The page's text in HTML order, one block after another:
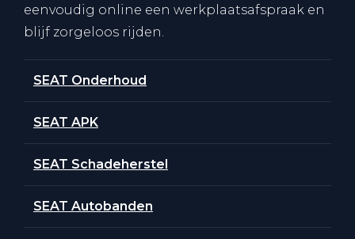
eenvoudig online een werkplaatsafspraak en
blijf zorgeloos rijden.
SEAT Onderhoud
SEAT APK
SEAT Schadeherstel
SEAT Autobanden